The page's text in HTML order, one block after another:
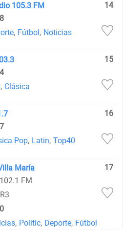
105.3 FM
14
, Fútbol, Noticias
15
, Clásica
16
Pop, Latin, Top40
María
17
FM
, Politic, Deporte, Fútbol